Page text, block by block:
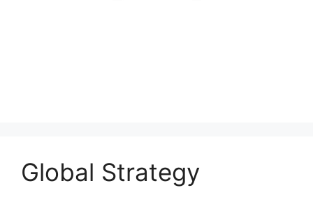
Global Strategy